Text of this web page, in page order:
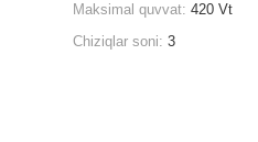
Maksimal quvvat:420 Vt
Chiziqlar soni:3